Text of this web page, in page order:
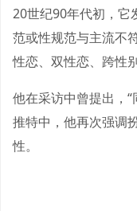
20世纪90年代初，它
范或性规范与主流不
性恋、双性恋、跨性
他在采访中曾提出，
推特中，他再次强调
性。